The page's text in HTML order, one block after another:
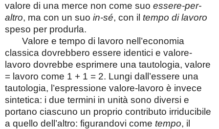
valore di una merce non come suo essere-per-
altro, ma con un suo in-sé, con il tempo di lavoro
speso per produrla.
Valore e tempo di lavoro nell’economia
classica dovrebbero essere identici e valore-
lavoro dovrebbe esprimere una tautologia, valore
= lavoro come 1 + 1 = 2. Lungi dall’essere una
tautologia, l’espressione valore-lavoro è invece
sintetica: i due termini in unità sono diversi e
portano ciascuno un proprio contributo irriducibile
a quello dell’altro: figurandovi come tempo, il